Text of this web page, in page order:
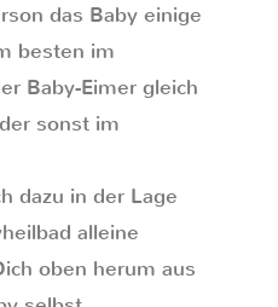
das Baby einige
besten im
Baby-Eimer gleich
sonst im
dazu in der Lage
alleine
oben herum aus